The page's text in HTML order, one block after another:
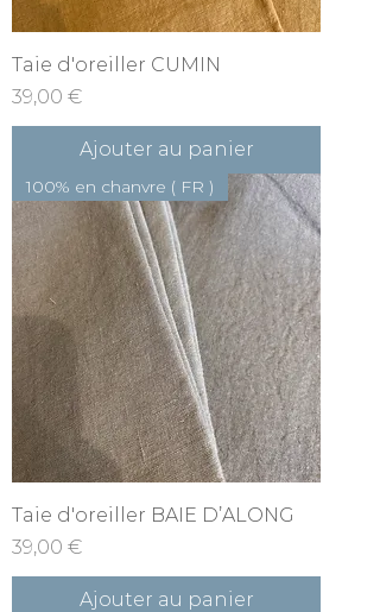
Taie d'oreiller CUMIN
Prix
39,00 €
Ajouter au panier
100% en chanvre ( FR )
Taie d'oreiller BAIE D’ALONG
Prix
39,00 €
Ajouter au panier